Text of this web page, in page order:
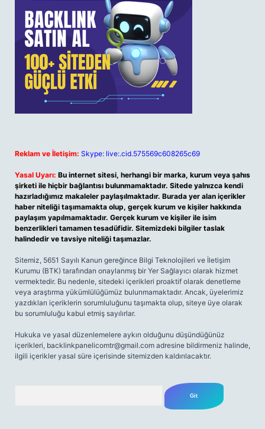
Reklam ve İletişim: Skype: live:.cid.575569c608265c69
Yasal Uyarı: Bu internet sitesi, herhangi bir marka, kurum veya şahıs
şirketi ile hiçbir bağlantısı bulunmamaktadır. Sitede yalnızca kendi
hazırladığımız makaleler paylaşılmaktadır. Burada yer alan içerikler
haber niteliği taşımamakta olup, gerçek kurum ve kişiler hakkında
paylaşım yapılmamaktadır. Gerçek kurum ve kişiler ile isim
benzerlikleri tamamen tesadüfidir. Sitemizdeki bilgiler taslak
halindedir ve tavsiye niteliği taşımazlar.
Sitemiz, 5651 Sayılı Kanun gereğince Bilgi Teknolojileri ve İletişim
Kurumu (BTK) tarafından onaylanmış bir Yer Sağlayıcı olarak hizmet
vermektedir. Bu nedenle, sitedeki içerikleri proaktif olarak denetleme
veya araştırma yükümlülüğümüz bulunmamaktadır. Ancak, üyelerimiz
yazdıkları içeriklerin sorumluluğunu taşımakta olup, siteye üye olarak
bu sorumluluğu kabul etmiş sayılırlar.
Hukuka ve yasal düzenlemelere aykırı olduğunu düşündüğünüz
içerikleri, backlinkpanelicomtr@gmail.com adresine bildirmeniz halinde,
ilgili içerikler yasal süre içerisinde sitemizden kaldırılacaktır.